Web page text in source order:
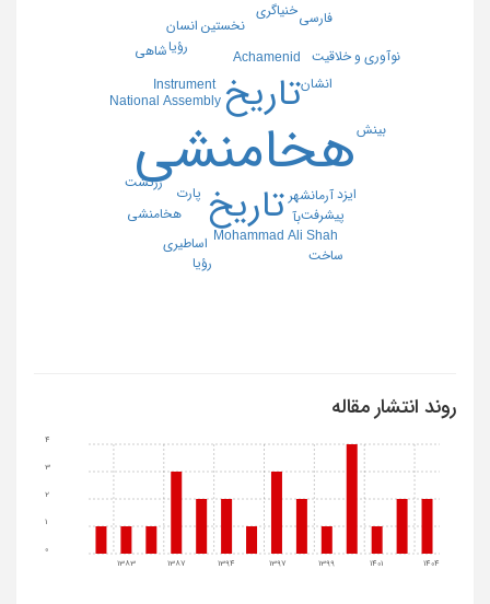
هخامنشی
تاریخ
تاریخ
Achamenid
Instrument
Mohammad Ali Shah
National Assembly
آرمانشهر
انشان
پارت
پیشرفت
رؤیا
زرتشت
نخستین انسان
هخامنشی
اساطیری
ایزد
بآ
بینش
خنیاگری
رؤیا
ساخت
شاهی
فارسی
نوآوری و خلاقیت
روند انتشار مقاله
1383 1387 1394 1397 1399 1401 1404
0
1
2
3
4